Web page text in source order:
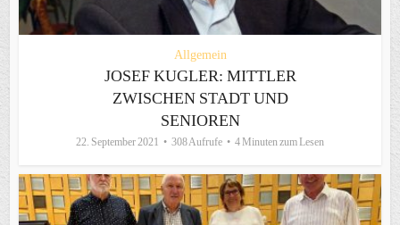
Allgemein
JOSEF KUGLER: MITTLER
ZWISCHEN STADT UND
SENIOREN
22. September 2021 308 Aufrufe 4 Minuten zum Lesen